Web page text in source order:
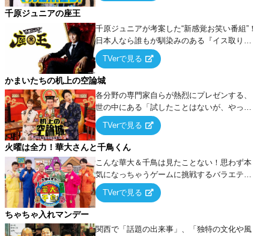
千原ジュニアの座王
千原ジュニアが考案した“新感覚お笑い番組”！
日本人なら誰もが馴染みのある『イス取りゲ
ーム』をベースに、大喜利・ギャグ・モノボ
ケ・歌…など様々なお題で芸人がショートネ
タを競い合う！
TVerで見る
かまいたちの机上の空論城
各分野の専門家自らが熱烈にプレゼンする、
世の中にある「試したことはないが、やって
みたらこうなる！…ハズ」という“机上の空
論”に若手芸人らがカラダを張って挑む！
TVerで見る
火曜は全力！華大さんと千鳥くん
こんな華大＆千鳥は見たことない！思わず本
気になっちゃうゲームに挑戦するバラエティ
ー！
TVerで見る
ちゃちゃ入れマンデー
関西で「話題の出来事」、「独特の文化や風